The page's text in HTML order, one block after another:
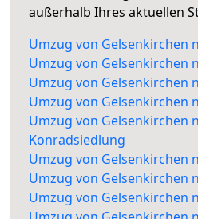
außerhalb Ihres aktuellen
Umzug von Gelsenkirchen
Umzug von Gelsenkirchen
Umzug von Gelsenkirchen
Umzug von Gelsenkirchen
Umzug von Gelsenkirchen
Konradsiedlung
Umzug von Gelsenkirchen
Umzug von Gelsenkirchen
Umzug von Gelsenkirchen